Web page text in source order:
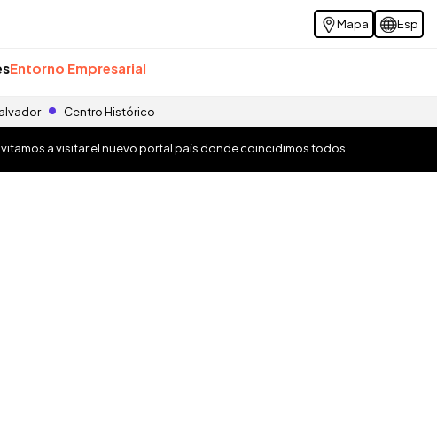
Mapa Esp
Entorno Empresarial
Centro Histórico
a visitar el nuevo portal país donde coincidimos todos.